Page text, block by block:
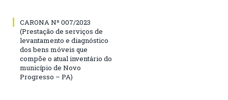
CARONA Nº 007/2023
(Prestação de serviços de
levantamento e diagnóstico
dos bens móveis que
compõe o atual inventário do
município de Novo
Progresso – PA)